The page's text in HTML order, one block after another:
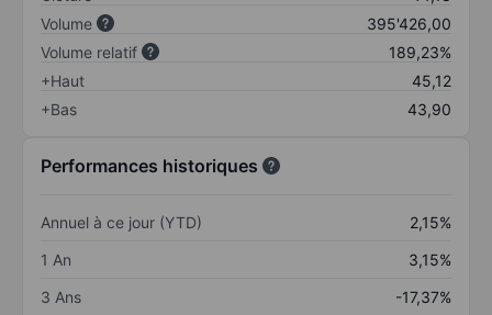
Volume
395'426,00
Volume relatif
189,23%
+Haut
45,12
+Bas
43,90
Performances historiques
Annuel à ce jour (YTD)
2,15%
1 An
3,15%
3 Ans
-17,37%